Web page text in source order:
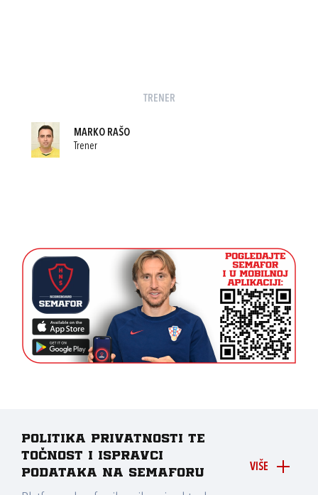
TRENER
MARKO RAŠO
Trener
VIŠE
Politika privatnosti te
točnost i ispravci
podataka na Semaforu